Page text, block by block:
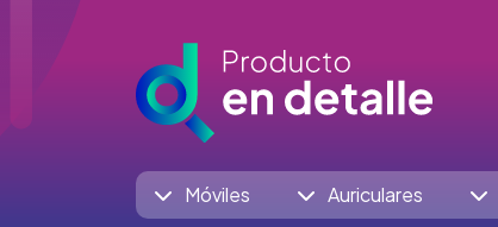
Móviles Auriculares